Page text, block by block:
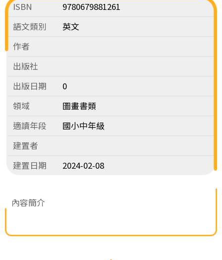
ISBN
9780679881261
語文類別
英文
作者
出版社
出版日期
0
領域
圖畫書類
適讀年段
國小中年級
建置者
建置日期
2024-02-08
內容簡介